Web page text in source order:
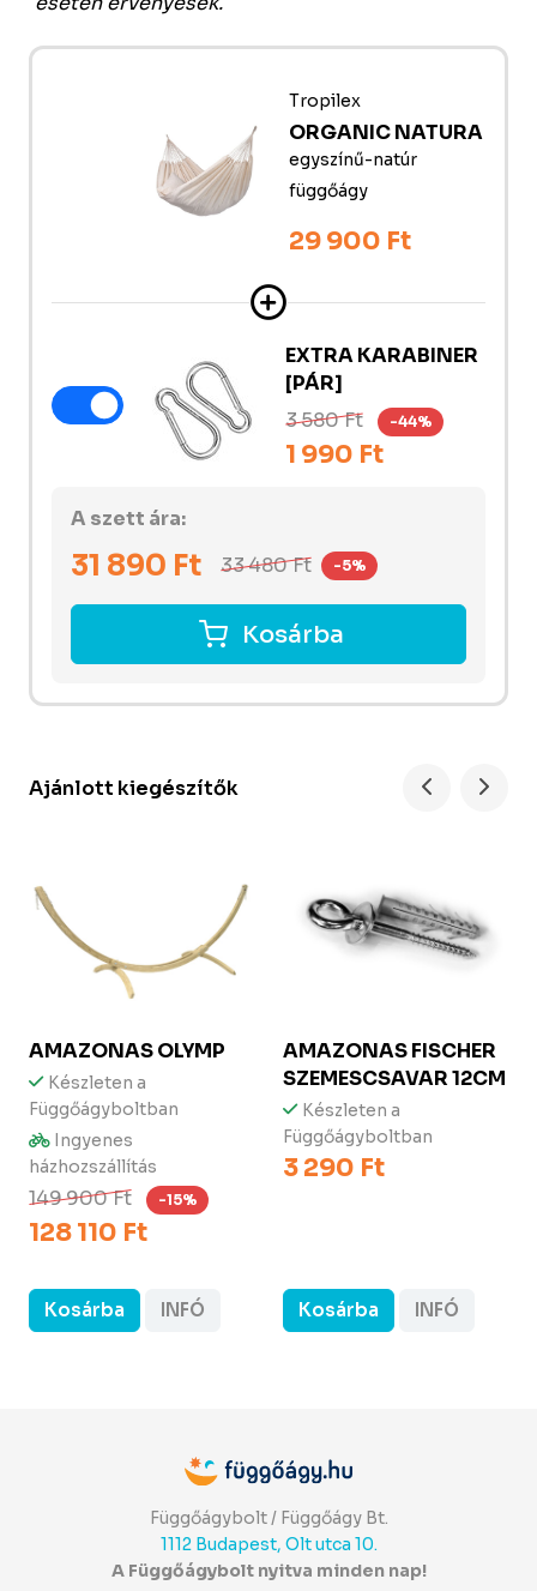
Tropilex
ORGANIC NATURA
egyszínű-natúr
függőágy
29 900 Ft
EXTRA KARABINER
[PÁR]
3 580 Ft
-44%
1 990 Ft
A szett ára:
31 890 Ft 33 480Ft -5%
Kosárba
Ajánlott kiegészítők
AMAZONASOLYMP
Készleten a
Függőágyboltban
Ingyenes
házhozszállítás
149 900 Ft -15%
128 110 Ft
Kosárba INFÓ
AMAZONAS FISCHER
SZEMESCSAVAR 12CM
Készleten a
Függőágyboltban
3 290 Ft
Kosárba INFÓ
Függőágybolt / Függőágy Bt.
1112 Budapest, Olt utca 10.
A Függőágybolt nyitva minden nap!